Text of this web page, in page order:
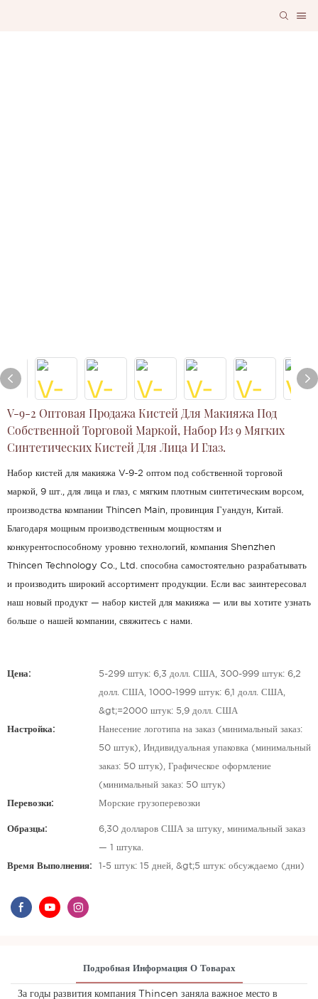
V-9-2 Оптовая Продажа Кистей Для Макияжа Под
Собственной Торговой Маркой, Набор Из 9 Мягких
Синтетических Кистей Для Лица И Глаз.
Набор кистей для макияжа V-9-2 оптом под собственной торговой
маркой, 9 шт., для лица и глаз, с мягким плотным синтетическим ворсом,
производства компании Thincen Main, провинция Гуандун, Китай.
Благодаря мощным производственным мощностям и
конкурентоспособному уровню технологий, компания Shenzhen
Thincen Technology Co., Ltd. способна самостоятельно разрабатывать
и производить широкий ассортимент продукции. Если вас заинтересовал
наш новый продукт — набор кистей для макияжа — или вы хотите узнать
больше о нашей компании, свяжитесь с нами.
Цена: 5-299 штук: 6,3 долл. США, 300-999 штук: 6,2
долл. США, 1000-1999 штук: 6,1 долл. США,
&gt;=2000 штук: 5,9 долл. США
Настройка: Нанесение логотипа на заказ (минимальный заказ:
50 штук), Индивидуальная упаковка (минимальный
заказ: 50 штук), Графическое оформление
(минимальный заказ: 50 штук)
Перевозки: Морские грузоперевозки
Образцы: 6,30 долларов США за штуку, минимальный заказ
— 1 штука.
Время Выполнения: 1-5 штук: 15 дней, &gt;5 штук: обсуждаемо (дни)
Подробная Информация О Товарах
За годы развития компания Thincen заняла важное место в